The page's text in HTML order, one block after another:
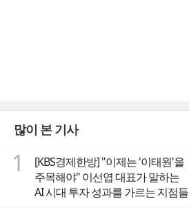
많이 본 기사
1
[KBS경제한방] "이제는 '이태원'을
주목해야" 이선엽 대표가 말하는
AI 시대 투자 성과를 가르는 지점들